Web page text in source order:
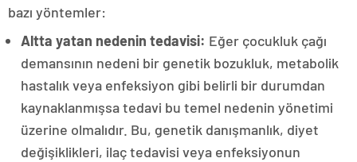
bazı yöntemler:
Altta yatan nedenin tedavisi: Eğer çocukluk çağı
demansının nedeni bir genetik bozukluk, metabolik
hastalık veya enfeksiyon gibi belirli bir durumdan
kaynaklanmışsa tedavi bu temel nedenin yönetimi
üzerine olmalıdır. Bu, genetik danışmanlık, diyet
değişiklikleri, ilaç tedavisi veya enfeksiyonun